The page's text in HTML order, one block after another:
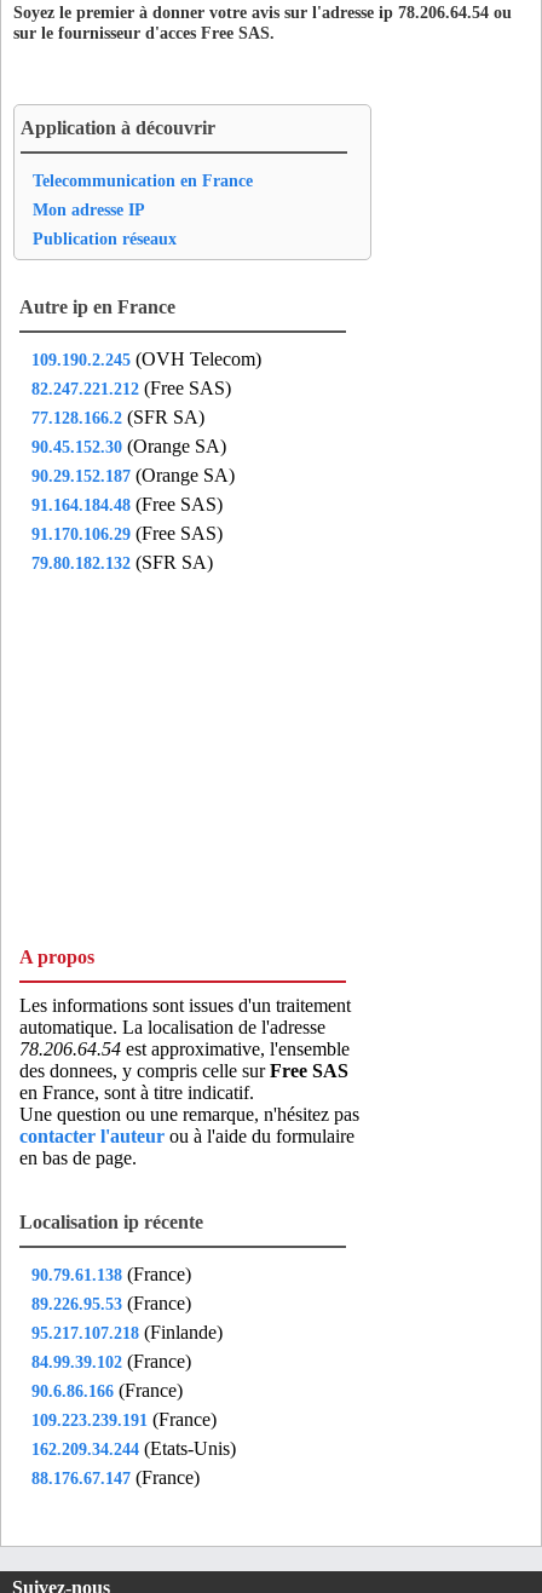
Soyez le premier à donner votre avis sur l'adresse ip 78.206.64.54 ou
sur le fournisseur d'acces Free SAS.
Application à découvrir
Telecommunication en France
Mon adresse IP
Publication réseaux
Autre ip en France
109.190.2.245 (OVH Telecom)
82.247.221.212 (Free SAS)
77.128.166.2 (SFR SA)
90.45.152.30 (Orange SA)
90.29.152.187 (Orange SA)
91.164.184.48 (Free SAS)
91.170.106.29 (Free SAS)
79.80.182.132 (SFR SA)
A propos
Les informations sont issues d'un traitement
automatique. La localisation de l'adresse
78.206.64.54 est approximative, l'ensemble
des donnees, y compris celle surFree SAS
en France, sont à titre indicatif.
Une question ou une remarque, n'hésitez pas
contacter l'auteur ou à l'aide du formulaire
en bas de page.
Localisation ip récente
90.79.61.138 (France)
89.226.95.53 (France)
95.217.107.218 (Finlande)
84.99.39.102 (France)
90.6.86.166 (France)
109.223.239.191 (France)
162.209.34.244 (Etats-Unis)
88.176.67.147 (France)
Suivez-nous